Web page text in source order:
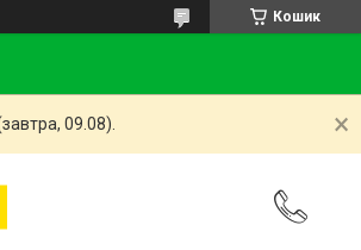
Кошик
09.08).